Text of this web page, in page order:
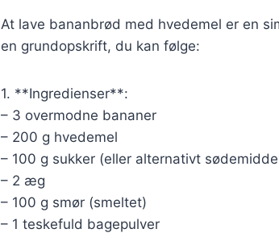
At lave bananbrød med hvedemel er en
en grundopskrift, du kan følge:
1. **Ingredienser**:
– 3 overmodne bananer
– 200 g hvedemel
– 100 g sukker (eller alternativt
– 2 æg
– 100 g smør (smeltet)
– 1 teskefuld bagepulver